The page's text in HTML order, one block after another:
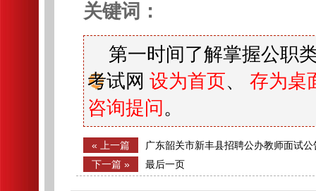
关键词：
第一时间了解掌握公职
考试网 设为首页、 存为桌
咨询提问 。
« 上一篇
广东韶关市新丰县招聘公办教师面试公
下一篇 »
最后一页